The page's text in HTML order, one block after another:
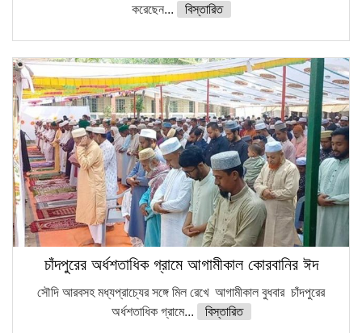
করেছেন...
বিস্তারিত
চাঁদপুরের অর্ধশতাধিক গ্রামে আগামীকাল কোরবানির ঈদ
সৌদি আরবসহ মধ্যপ্রাচ্যের সঙ্গে মিল রেখে আগামীকাল বুধবার চাঁদপুরের
অর্ধশতাধিক গ্রামে...
বিস্তারিত